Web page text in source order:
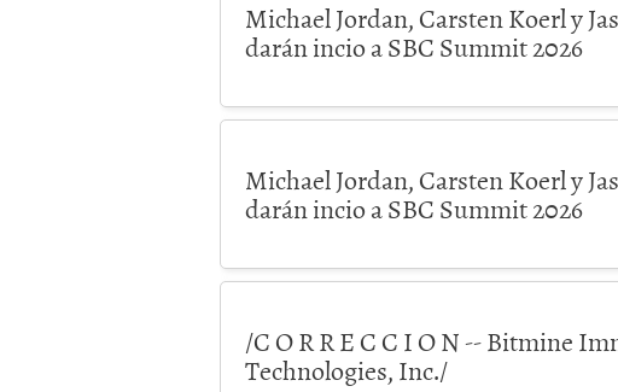
Michael Jordan, Carsten Koerl y
darán incio a SBC Summit 2026
Michael Jordan, Carsten Koerl y
darán incio a SBC Summit 2026
/C O R R E C C I O N -- Bitmine
Technologies, Inc./